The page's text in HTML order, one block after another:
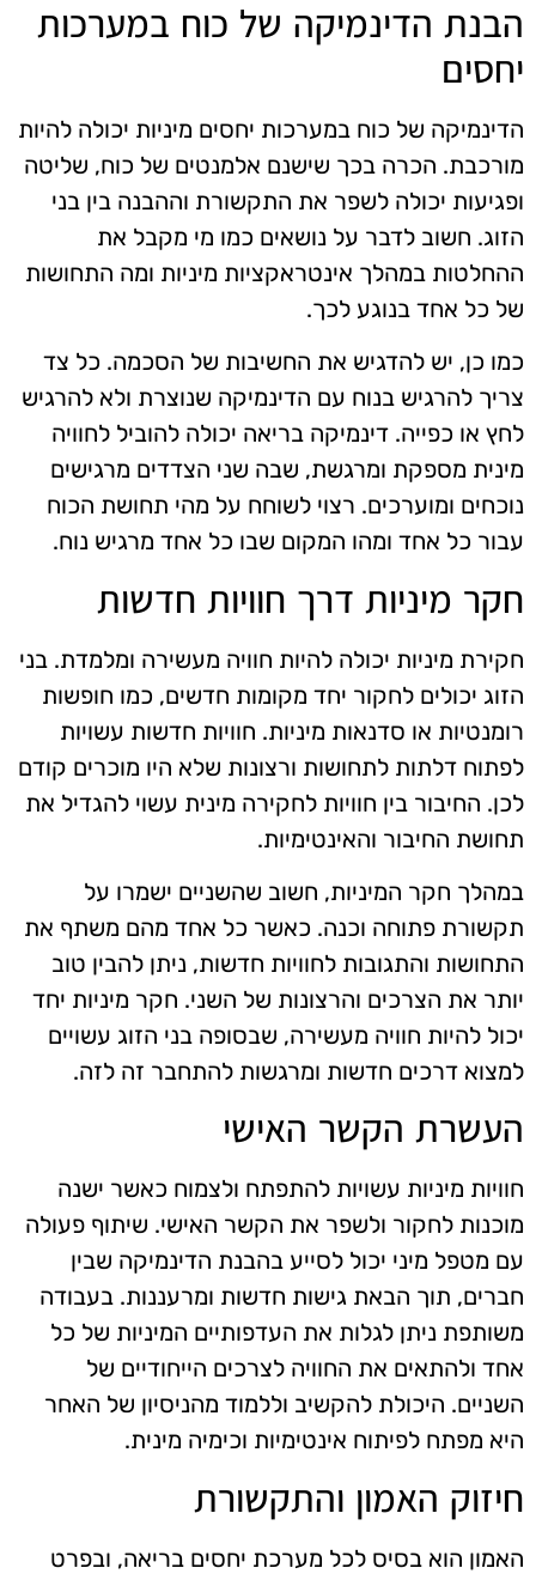
הבנת הדינמיקה של כוח במערכות
יחסים
הדינמיקה של כוח במערכות יחסים מיניות יכולה להיות
מורכבת. הכרה בכך שישנם אלמנטים של כוח, שליטה
ופגיעות יכולה לשפר את התקשורת וההבנה בין בני
הזוג. חשוב לדבר על נושאים כמו מי מקבל את
ההחלטות במהלך אינטראקציות מיניות ומה התחושות
של כל אחד בנוגע לכך.
כמו כן, יש להדגיש את החשיבות של הסכמה. כל צד
צריך להרגיש בנוח עם הדינמיקה שנוצרת ולא להרגיש
לחץ או כפייה. דינמיקה בריאה יכולה להוביל לחוויה
מינית מספקת ומרגשת, שבה שני הצדדים מרגישים
נוכחים ומוערכים. רצוי לשוחח על מהי תחושת הכוח
עבור כל אחד ומהו המקום שבו כל אחד מרגיש נוח.
חקר מיניות דרך חוויות חדשות
חקירת מיניות יכולה להיות חוויה מעשירה ומלמדת. בני
הזוג יכולים לחקור יחד מקומות חדשים, כמו חופשות
רומנטיות או סדנאות מיניות. חוויות חדשות עשויות
לפתוח דלתות לתחושות ורצונות שלא היו מוכרים קודם
לכן. החיבור בין חוויות לחקירה מינית עשוי להגדיל את
תחושת החיבור והאינטימיות.
במהלך חקר המיניות, חשוב שהשניים ישמרו על
תקשורת פתוחה וכנה. כאשר כל אחד מהם משתף את
התחושות והתגובות לחוויות חדשות, ניתן להבין טוב
יותר את הצרכים והרצונות של השני. חקר מיניות יחד
יכול להיות חוויה מעשירה, שבסופה בני הזוג עשויים
למצוא דרכים חדשות ומרגשות להתחבר זה לזה.
העשרת הקשר האישי
חוויות מיניות עשויות להתפתח ולצמוח כאשר ישנה
מוכנות לחקור ולשפר את הקשר האישי. שיתוף פעולה
עם מטפל מיני יכול לסייע בהבנת הדינמיקה שבין
חברים, תוך הבאת גישות חדשות ומרעננות. בעבודה
משותפת ניתן לגלות את העדפותיים המיניות של כל
אחד ולהתאים את החוויה לצרכים הייחודיים של
השניים. היכולת להקשיב וללמוד מהניסיון של האחר
היא מפתח לפיתוח אינטימיות וכימיה מינית.
חיזוק האמון והתקשורת
האמון הוא בסיס לכל מערכת יחסים בריאה, ובפרט